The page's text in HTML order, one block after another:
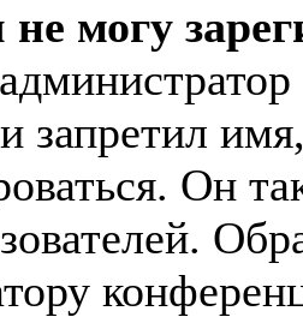
могу
запретил
Он